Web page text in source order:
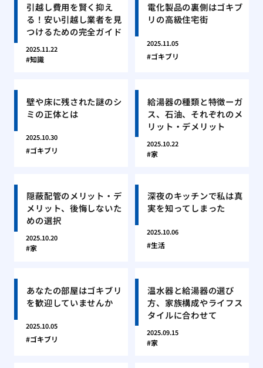
引越し費用を賢く抑え
る！安い引越し業者を見
つけるための完全ガイド
2025.11.22
知識
電化製品の裏側はゴキブ
リの高級住宅街
2025.11.05
ゴキブリ
壁や床に残された謎のシ
ミの正体とは
2025.10.30
ゴキブリ
給湯器の種類と特徴ーガ
ス、石油、それぞれのメ
リット・デメリット
2025.10.22
家
隠蔽配管のメリット・デ
メリット、後悔しないた
めの選択
2025.10.20
家
深夜のキッチンで私は真
実を知ってしまった
2025.10.06
生活
あなたの部屋はゴキブリ
を歓迎していませんか
2025.10.05
ゴキブリ
温水器と給湯器の選び
方、家族構成やライフス
タイルに合わせて
2025.09.15
家